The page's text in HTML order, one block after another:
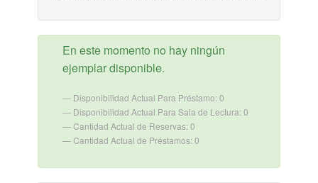
En este momento no hay ningún
ejemplar disponible.
Disponibilidad Actual Para Préstamo: 0
Disponibilidad Actual Para Sala de Lectura: 0
Cantidad Actual de Reservas: 0
Cantidad Actual de Préstamos: 0